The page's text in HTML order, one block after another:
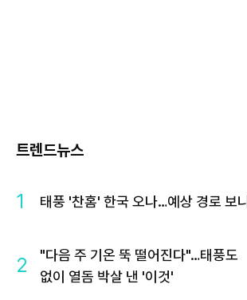
트렌드뉴스
1 태풍 '찬홈' 한국 오나…예상 경로 보니
2
"다음 주 기온 뚝 떨어진다"…태풍도
없이 열돔 박살 낸 '이것'